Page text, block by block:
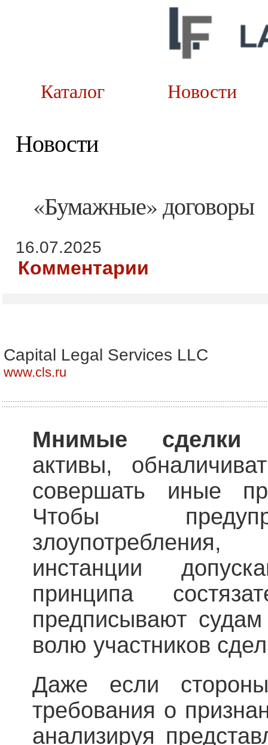
Каталог
Новости
«Бумажные» договоры
16.07.2025
Комментарии
Capital Legal Services LLC
www.cls.ru
Мнимые
активы,
совершать иные
Чтобы
инстанции
принципа
предписывают
волю участников
Даже если
требования о
анализируя